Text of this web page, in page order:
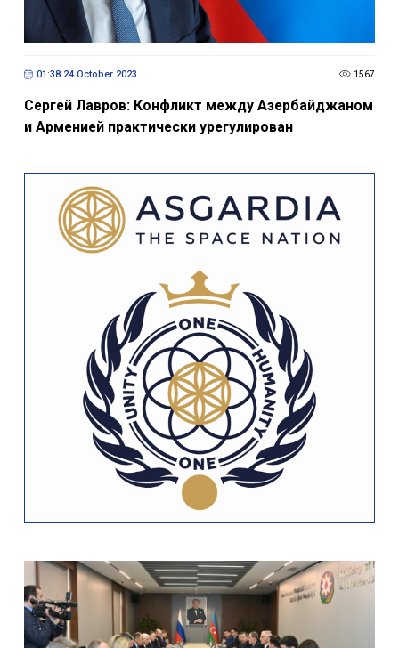
01:38 24 October 2023 1567
Сергей Лавров: Конфликт между Азербайджаном
и Арменией практически урегулирован